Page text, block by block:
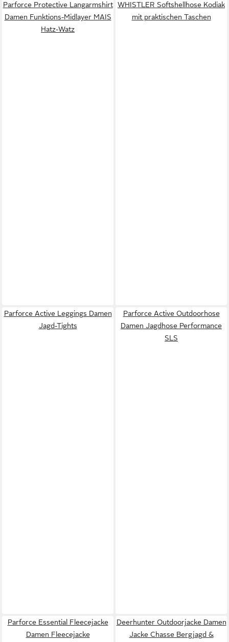
Parforce Protective Langarmshirt
Damen Funktions-Midlayer MAIS
Hatz-Watz
WHISTLER Softshellhose Kodiak
mit praktischen Taschen
Parforce Active Leggings Damen
Jagd-Tights
Parforce Active Outdoorhose
Damen Jagdhose Performance
SLS
Parforce Essential Fleecejacke
Damen Fleecejacke
Deerhunter Outdoorjacke Damen
Jacke Chasse Bergjagd &